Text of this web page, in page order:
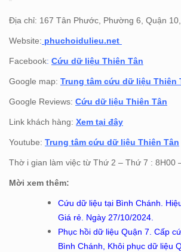
Địa chỉ: 167 Tân Phước, Phường 6, Quận
Website: phuchoidulieu.net
Facebook: Cứu dữ liệu Thiên Tân
Google map: Trung tâm cứu dữ liệu Thiên
Google Reviews: Cứu dữ liệu Thiên Tân
Link khách hàng: Xem tại đây
Youtube: Trung tâm cứu dữ liệu Thiên Tân
Thờ i gian làm việc từ Thứ 2 – Thứ 7 : 8H00
Mời xem thêm:
Cứu dữ liệu tại Bình Chánh.
Giá rẻ. Ngày 27/10/2024.
Phục hồi dữ liệu Quận 7. Cấp
Bình Chánh, Khôi phục dữ liệu